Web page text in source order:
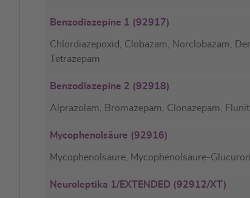
Benzodiazepine 1 (92917)
Chlordiazepoxid, Clobazam, Norclobazam,
Tetrazepam
Benzodiazepine 2 (92918)
Alprazolam, Bromazepam, Clonazepam,
Mycophenolsäure (92916)
Mycophenolsäure, Mycophenolsäure-
Neuroleptika 1/EXTENDED (92912/XT)